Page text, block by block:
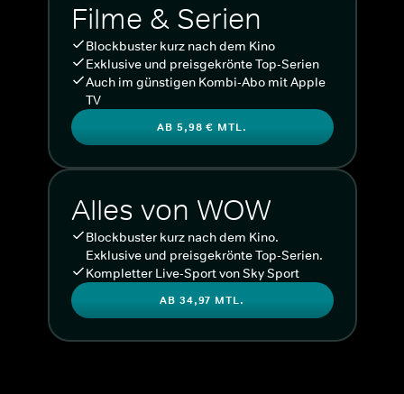
Filme & Serien
Blockbuster kurz nach dem Kino
Exklusive und preisgekrönte Top-Serien
Auch im günstigen Kombi-Abo mit Apple
TV
AB 5,98 € MTL.
Alles von WOW
Blockbuster kurz nach dem Kino.
Exklusive und preisgekrönte Top-Serien.
Kompletter Live-Sport von Sky Sport
AB 34,97 MTL.